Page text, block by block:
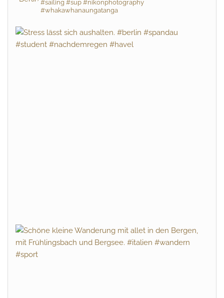
#sailing #sup #nikonphotography
#whakawhanaungatanga